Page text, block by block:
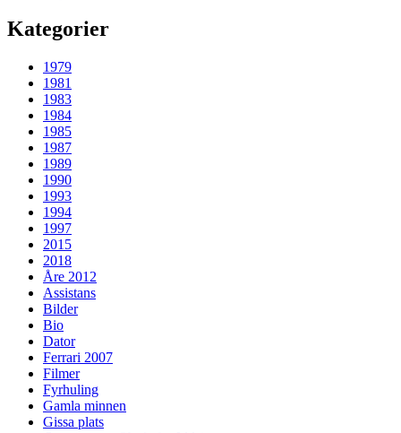
Kategorier
1979
1981
1983
1984
1985
1987
1989
1990
1993
1994
1997
2015
2018
Åre 2012
Assistans
Bilder
Bio
Dator
Ferrari 2007
Filmer
Fyrhuling
Gamla minnen
Gissa plats